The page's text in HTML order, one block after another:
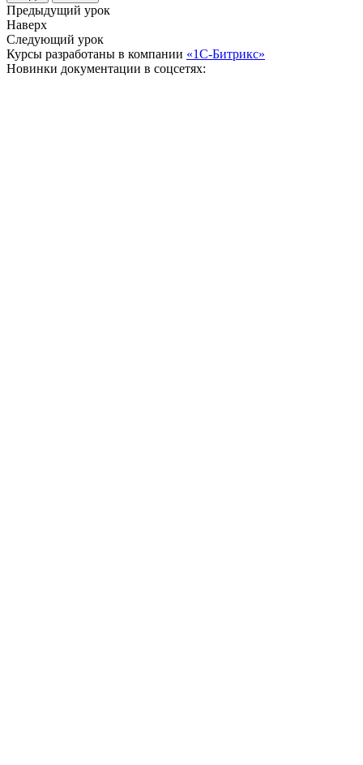
Предыдущий урок
Наверх
Следующий урок
Курсы разработаны в компании «1С-Битрикс»
Новинки документации в соцсетях: